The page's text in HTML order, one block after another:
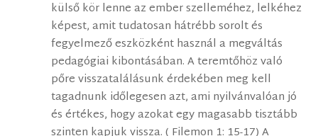
külső kör lenne az ember szelleméhez, lelkéhez
képest, amit tudatosan hátrébb sorolt és
fegyelmező eszközként használ a megváltás
pedagógiai kibontásában. A teremtőhöz való
pőre visszatalálásunk érdekében meg kell
tagadnunk időlegesen azt, ami nyilvánvalóan jó
és értékes, hogy azokat egy magasabb tisztább